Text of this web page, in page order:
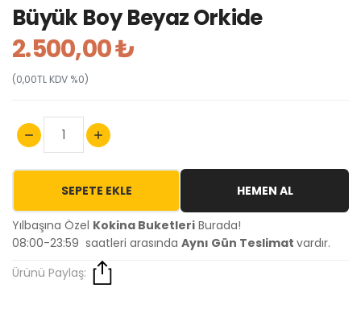
Büyük Boy Beyaz Orkide
2.500,00 ₺
(0,00TL KDV %0)
SEPETE EKLE HEMEN AL
Yılbaşına Özel Kokina Buketleri Burada!
08:00-23:59 saatleri arasında Aynı Gün Teslimat vardır.
Ürünü Paylaş: